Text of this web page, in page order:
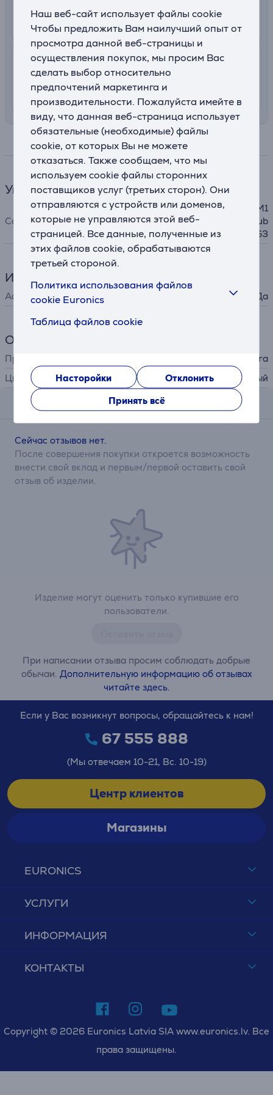
Наш веб-сайт использует файлы cookie
Чтобы предложить Вам наилучший опыт от
просмотра данной веб-страницы и
осуществления покупок, мы просим Вас
сделать выбор относительно
предпочтений маркетинга и
производительности. Пожалуйста имейте в
виду, что данная веб-страница использует
обязательные (необходимые) файлы
cookie, от которых Вы не можете
отказаться. Также сообщаем, что мы
используем cookie файлы сторонних
поставщиков услуг (третьих сторон). Они
отправляются с устройств или доменов,
которые не управляются этой веб-
страницей. Все данные, полученные из
этих файлов cookie, обрабатываются
третьей стороной.
Политика использования файлов
cookie Euronics
Таблица файлов cookie
Насторойки
Отклонить
Принять всё
В почтовый автомат
12. - 17. августа
Доставка с заносом на територии
Латвии
11. - 14. августа
7.99 €
Спецификация
Умный дом
Совместимость
Aqara Hub E1, Aqara Hub M1
S Gen 2, Aqara Camera Hub
G3
Интерфейсы
Aqara Home Да
Общий параметр
Производитель
Aqara
Цвет
белый
Отзывы
Изделие могут оценить только купившие его
пользователи.
При написании отзыва просим соблюдать добрые
обычаи. Дополнительную информацию об отзывах
читайте здесь.
Сейчас отзывов нет.
После совершения покупки откроется возможность
внести свой вклад и первым/первой оставить свой
отзыв об изделии.
EURONICS
УСЛУГИ
ИНФОРМАЦИЯ
КОНТАКТЫ
Если у Вас возникнут вопросы, обращайтесь к нам!
67 555 888
(Мы отвечаем 10-21, Вс. 10-19)
Центр клиентов
Магазины
Copyright © 2026 Euronics Latvia SIA www.euronics.lv. Все
права защищены.